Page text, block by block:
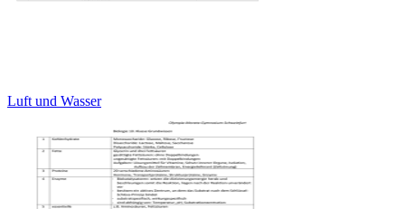
Luft und Wasser